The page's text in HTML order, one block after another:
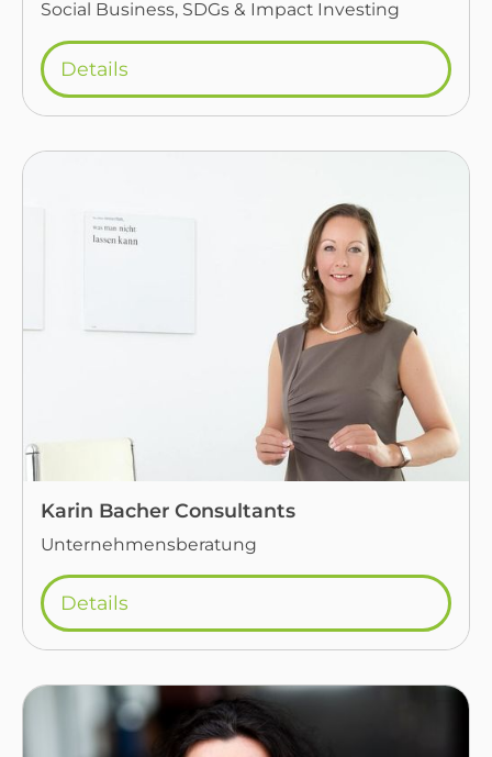
Social Business, SDGs & Impact Investing
Details
Karin Bacher Consultants
Unternehmensberatung
Details